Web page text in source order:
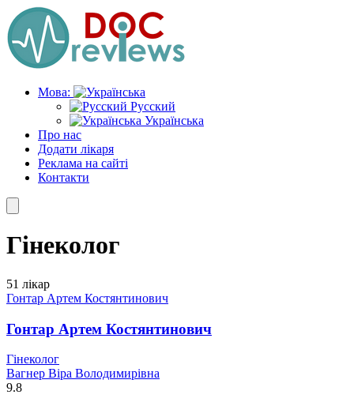
Skip
to
the
content
Мова:
Русский
Українська
Про нас
Додати лікаря
Реклама на сайті
Контакти
Гінеколог
51 лікар
Гонтар Артем Костянтинович
Гонтар Артем Костянтинович
Гінеколог
Вагнер Віра Володимирівна
9.8